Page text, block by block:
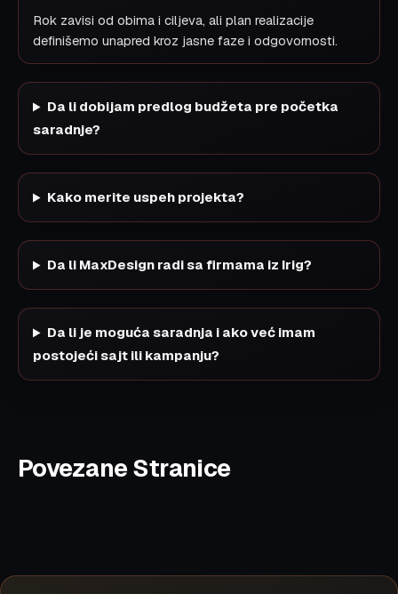
Rok zavisi od obima i ciljeva, ali plan realizacije
definišemo unapred kroz jasne faze i odgovornosti.
Da li dobijam predlog budžeta pre početka
saradnje?
Kako merite uspeh projekta?
Da li MaxDesign radi sa firmama iz Irig?
Da li je moguća saradnja i ako već imam
postojeći sajt ili kampanju?
Povezane Stranice